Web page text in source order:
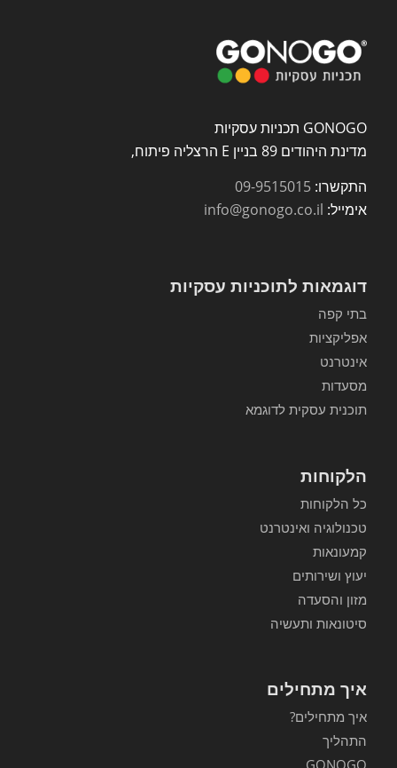
GONOGO תכניות עסקיות
מדינת היהודים 89 בניין E הרצליה פיתוח,
התקשרו: 09-9515015
אימייל: info@gonogo.co.il
דוגמאות לתוכניות עסקיות
בתי קפה
אפליקציות
אינטרנט
מסעדות
תוכנית עסקית לדוגמא
הלקוחות
כל הלקוחות
טכנולוגיה ואינטרנט
קמעונאות
יעוץ ושירותים
מזון והסעדה
סיטונאות ותעשיה
איך מתחילים
איך מתחילים?
התהליך
GONOGO